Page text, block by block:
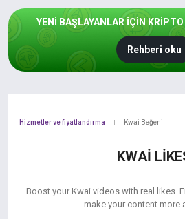
YENI BAŞLAYANLAR IÇIN
Rehberi oku
Hizmetler ve fiyatlandırma Kwai Beğeni
KWAI
Boost your Kwai videos with real likes.
make your content more